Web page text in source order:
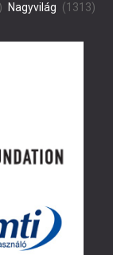
Nagyvilág (1313)